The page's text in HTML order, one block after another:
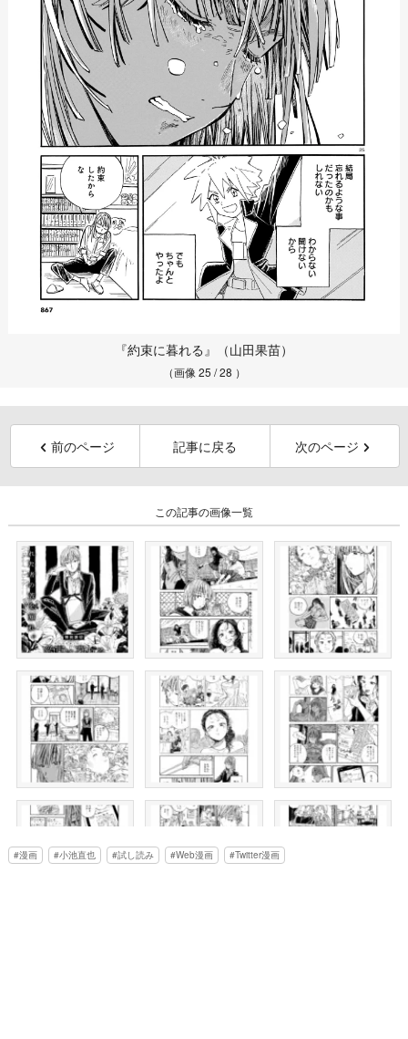
『約束に暮れる』（山田果苗）
（画像 25 / 28 ）
前のページ 記事に戻る 次のページ
この記事の画像一覧
漫画 小池直也 試し読み Web漫画 Twitter漫画